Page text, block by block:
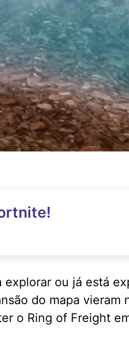
ou já está
do mapa vieram
o Ring of Freight